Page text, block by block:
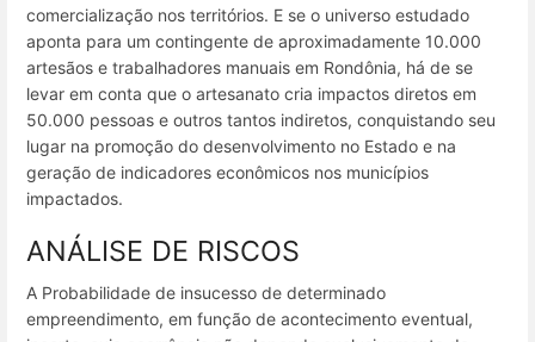
comercialização nos territórios. E se o universo estudado
aponta para um contingente de aproximadamente 10.000
artesãos e trabalhadores manuais em Rondônia, há de se
levar em conta que o artesanato cria impactos diretos em
50.000 pessoas e outros tantos indiretos, conquistando seu
lugar na promoção do desenvolvimento no Estado e na
geração de indicadores econômicos nos municípios
impactados.
ANÁLISE DE RISCOS
A Probabilidade de insucesso de determinado
empreendimento, em função de acontecimento eventual,